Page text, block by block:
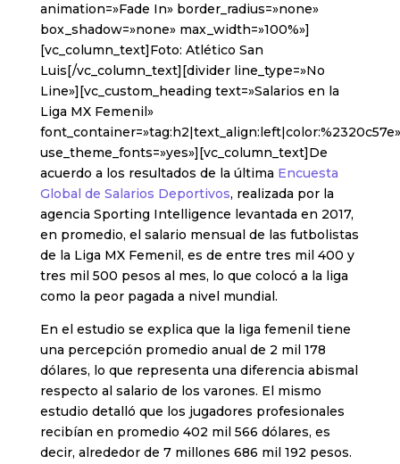
animation=»Fade In» border_radius=»none»
box_shadow=»none» max_width=»100%»]
[vc_column_text]Foto: Atlético San
Luis[/vc_column_text][divider line_type=»No
Line»][vc_custom_heading text=»Salarios en la
Liga MX Femenil»
font_container=»tag:h2|text_align:left|color:%2320c57e»
use_theme_fonts=»yes»][vc_column_text]De
acuerdo a los resultados de la última Encuesta
Global de Salarios Deportivos, realizada por la
agencia Sporting Intelligence levantada en 2017,
en promedio, el salario mensual de las futbolistas
de la Liga MX Femenil, es de entre tres mil 400 y
tres mil 500 pesos al mes, lo que colocó a la liga
como la peor pagada a nivel mundial.
En el estudio se explica que la liga femenil tiene
una percepción promedio anual de 2 mil 178
dólares, lo que representa una diferencia abismal
respecto al salario de los varones. El mismo
estudio detalló que los jugadores profesionales
recibían en promedio 402 mil 566 dólares, es
decir, alrededor de 7 millones 686 mil 192 pesos.